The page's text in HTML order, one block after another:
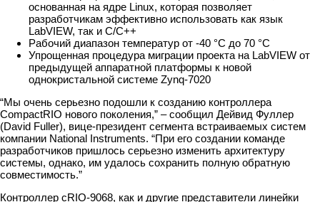
основанная на ядре Linux, которая позволяет
разработчикам эффективно использовать как язык
LabVIEW, так и C/C++
Рабочий диапазон температур от -40 °C до 70 °C
Упрощенная процедура миграции проекта на LabVIEW от
предыдущей аппаратной платформы к новой
однокристальной системе Zynq-7020
“Мы очень серьезно подошли к созданию контроллера
CompactRIO нового поколения,” – сообщил Дейвид Фуллер
(David Fuller), вице-президент сегмента встраиваемых систем
компании National Instruments. “При его создании команде
разработчиков пришлось серьезно изменить архитектуру
системы, однако, им удалось сохранить полную обратную
совместимость.”
Контроллер cRIO-9068, как и другие представители линейки